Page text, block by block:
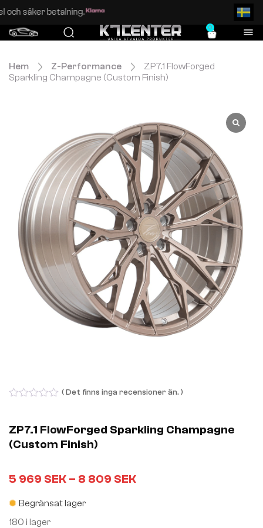
Enkel och säker betalning.
0
Hem Z-Performance
ZP7.1 FlowForged
Sparkling Champagne (Custom Finish)
of
5
( Det finns inga recensioner än. )
ZP7.1 FlowForged Sparkling Champagne
(Custom Finish)
5 969 SEK – 8 809 SEK
Begränsat lager
180 i lager